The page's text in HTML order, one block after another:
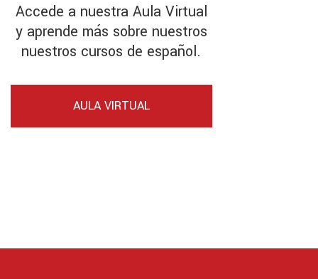
Accede a nuestra Aula Virtual
y aprende más sobre nuestros
nuestros cursos de español.
AULA VIRTUAL